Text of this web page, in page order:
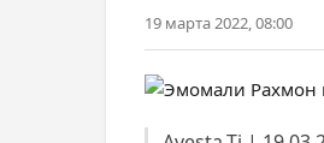
19 марта 2022, 08:00